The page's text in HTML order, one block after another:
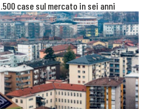
case sul mercato in sei anni